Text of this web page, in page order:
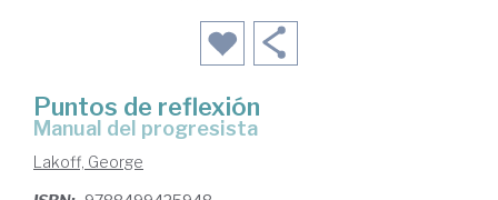
Puntos de reflexión
manual del progresista
Lakoff, George